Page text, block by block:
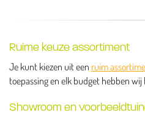
Ruime keuze assortiment
Je kunt kiezen uit een ruim
toepassing en elk budget hebben
Showroom en